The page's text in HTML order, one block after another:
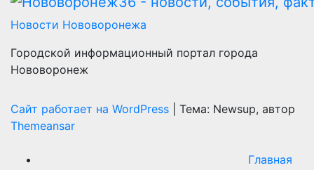
Новости Нововоронежа
Городской информационный портал города
Нововоронеж
Сайт работает на WordPress
Тема: Newsup, автор
Themeansar
Главная